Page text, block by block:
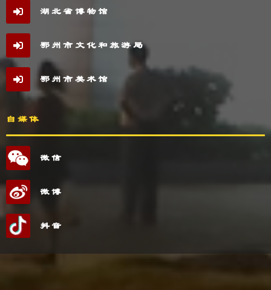
湖北省博物馆
鄂州市文化和旅游局
鄂州市美术馆
自媒体
微信
微博
抖音